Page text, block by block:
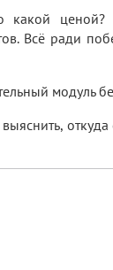
какой
Всё ради
модуль
откуда